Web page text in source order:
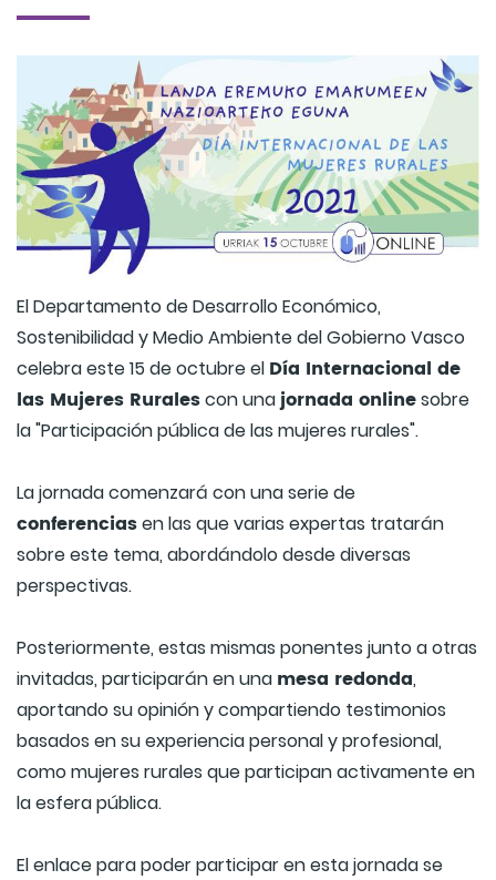
El Departamento de Desarrollo Económico,
Sostenibilidad y Medio Ambiente del Gobierno Vasco
celebra este 15 de octubre el Día Internacional de
las Mujeres Ruralescon unajornada onlinesobre
la "Participación pública de las mujeres rurales".
La jornada comenzará con una serie de
conferenciasen las que varias expertas tratarán
sobre este tema, abordándolo desde diversas
perspectivas.
Posteriormente, estas mismas ponentes junto a otras
invitadas, participarán en una mesa redonda,
aportando su opinión y compartiendo testimonios
basados en su experiencia personal y profesional,
como mujeres rurales que participan activamente en
la esfera pública.
El enlace para poder participar en esta jornada se